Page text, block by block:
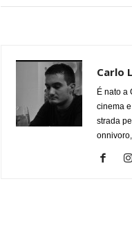
Carlo
É nato a
cinema
strada